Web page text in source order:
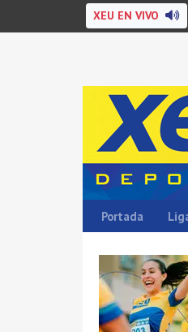
XEU EN VIVO
Portada